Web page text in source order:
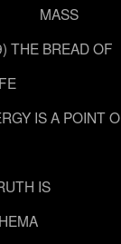
MASS
THE BREAD OF
IS A POINT
IS